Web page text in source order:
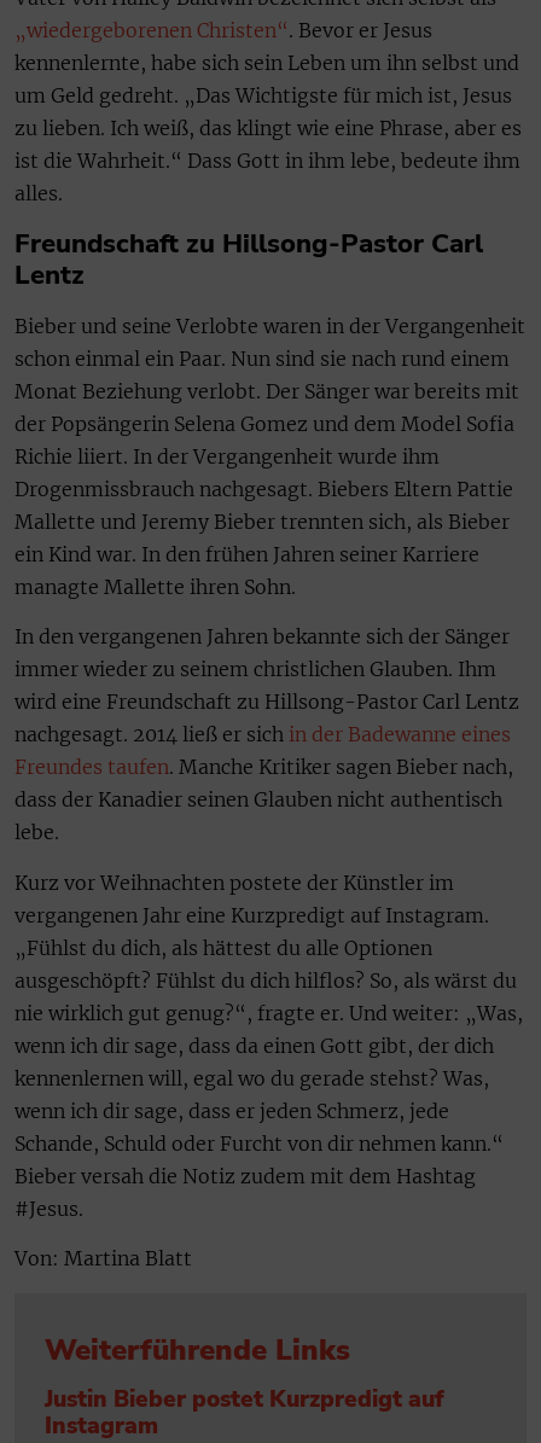
„wiedergeborenen Christen“. Bevor er Jesus
kennenlernte, habe sich sein Leben um ihn selbst und
um Geld gedreht. „Das Wichtigste für mich ist, Jesus
zu lieben. Ich weiß, das klingt wie eine Phrase, aber es
ist die Wahrheit.“ Dass Gott in ihm lebe, bedeute ihm
alles.
Freundschaft zu Hillsong-Pastor Carl
Lentz
Bieber und seine Verlobte waren in der Vergangenheit
schon einmal ein Paar. Nun sind sie nach rund einem
Monat Beziehung verlobt. Der Sänger war bereits mit
der Popsängerin Selena Gomez und dem Model Sofia
Richie liiert. In der Vergangenheit wurde ihm
Drogenmissbrauch nachgesagt. Biebers Eltern Pattie
Mallette und Jeremy Bieber trennten sich, als Bieber
ein Kind war. In den frühen Jahren seiner Karriere
managte Mallette ihren Sohn.
In den vergangenen Jahren bekannte sich der Sänger
immer wieder zu seinem christlichen Glauben. Ihm
wird eine Freundschaft zu Hillsong-Pastor Carl Lentz
nachgesagt. 2014 ließ er sich in der Badewanne eines
Freundes taufen. Manche Kritiker sagen Bieber nach,
dass der Kanadier seinen Glauben nicht authentisch
lebe.
Kurz vor Weihnachten postete der Künstler im
vergangenen Jahr eine Kurzpredigt auf Instagram.
„Fühlst du dich, als hättest du alle Optionen
ausgeschöpft? Fühlst du dich hilflos? So, als wärst du
nie wirklich gut genug?“, fragte er. Und weiter: „Was,
wenn ich dir sage, dass da einen Gott gibt, der dich
kennenlernen will, egal wo du gerade stehst? Was,
wenn ich dir sage, dass er jeden Schmerz, jede
Schande, Schuld oder Furcht von dir nehmen kann.“
Bieber versah die Notiz zudem mit dem Hashtag
#Jesus.
Von: Martina Blatt
Weiterführende Links
Justin Bieber postet Kurzpredigt auf
Instagram